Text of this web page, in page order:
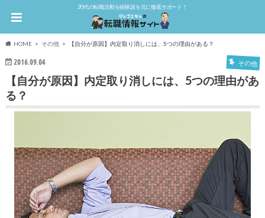
20代の転職活動を経験談を元に徹底サポート！
HOME その他 【自分が原因】内定取り消しには、5つの理由がある？
2016.09.04 その他
【自分が原因】内定取り消しには、5つの理由があ
る？